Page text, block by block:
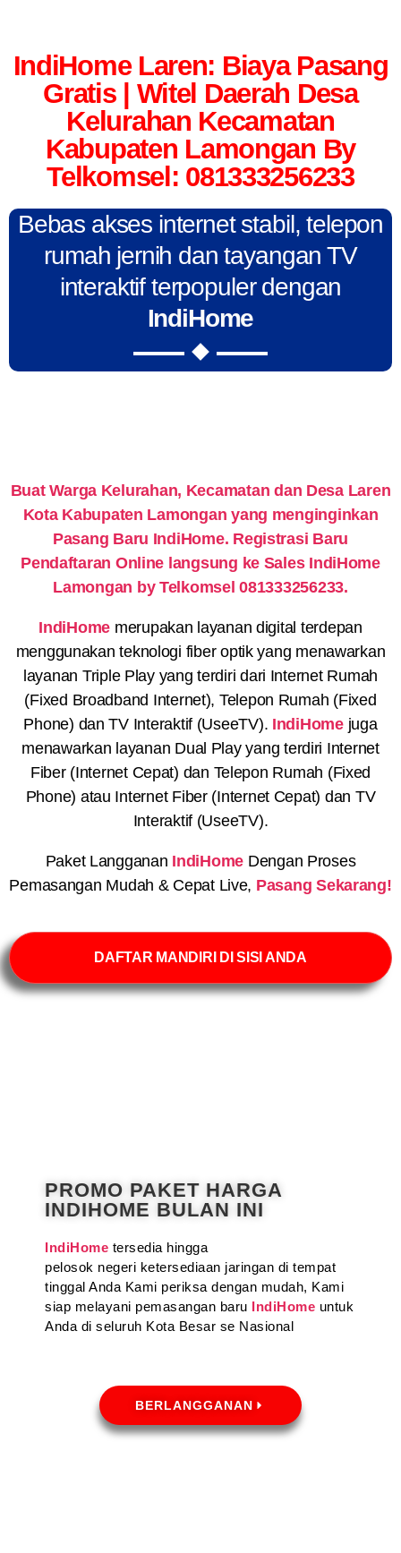
IndiHome Laren: Biaya Pasang
Gratis | Witel Daerah Desa
Kelurahan Kecamatan
Kabupaten Lamongan By
Telkomsel: 081333256233
Bebas akses internet stabil, telepon
rumah jernih dan tayangan TV
interaktif terpopuler dengan
IndiHome
Buat Warga Kelurahan, Kecamatan dan Desa Laren
Kota Kabupaten Lamongan yang menginginkan
Pasang Baru IndiHome. Registrasi Baru
Pendaftaran Online langsung ke Sales IndiHome
Lamongan by Telkomsel 081333256233.
IndiHome merupakan layanan digital terdepan
menggunakan teknologi fiber optik yang menawarkan
layanan Triple Play yang terdiri dari Internet Rumah
(Fixed Broadband Internet), Telepon Rumah (Fixed
Phone) dan TV Interaktif (UseeTV). IndiHomejuga
menawarkan layanan Dual Play yang terdiri Internet
Fiber (Internet Cepat) dan Telepon Rumah (Fixed
Phone) atau Internet Fiber (Internet Cepat) dan TV
Interaktif (UseeTV).
Paket Langganan IndiHome Dengan Proses
Pemasangan Mudah & Cepat Live, Pasang Sekarang!
DAFTAR MANDIRI DI SISI ANDA
PROMO PAKET HARGA
INDIHOME BULAN INI
IndiHome tersedia hingga
pelosok negeri ketersediaan jaringan di tempat
tinggal Anda Kami periksa dengan mudah, Kami
siap melayani pemasangan baru IndiHome untuk
Anda di seluruh Kota Besar se Nasional
BERLANGGANAN